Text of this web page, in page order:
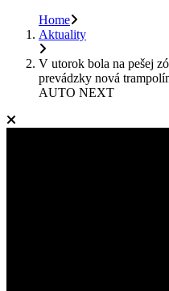
Home
Aktuality
V utorok bola na pešej
prevádzky nová
AUTO NEXT